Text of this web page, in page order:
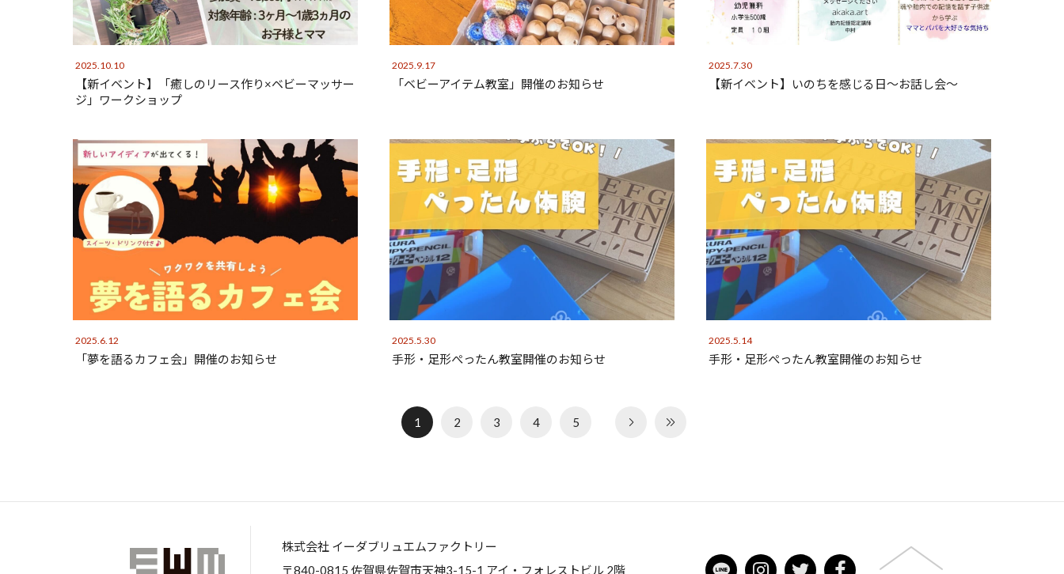
2025.10.10
【新イベント】「癒しのリース作り×ベビーマッサー
ジ」ワークショップ
2025.9.17
「ベビーアイテム教室」開催のお知らせ
2025.7.30
【新イベント】いのちを感じる日～お話し会～
2025.6.12
「夢を語るカフェ会」開催のお知らせ
2025.5.30
手形・足形ぺったん教室開催のお知らせ
2025.5.14
手形・足形ぺったん教室開催のお知らせ
1 2 3 4 5
株式会社 イーダブリュエムファクトリー
〒840-0815 佐賀県佐賀市天神3-15-1 アイ・フォレストビル 2階